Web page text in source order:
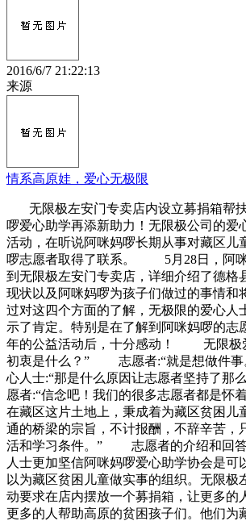
2016/6/7 21:22:13
来源
情系高原娃，爱心无极限
无限极左安门专卖店内设立募捐箱帮
啰爱心助学再添新助力！无限极公司的爱
活动，在听说阿咪妈啰长期从事对藏区儿
啰志愿者取得了联系。 5月28日，阿咪
到无限极左安门专卖店，详细介绍了德格
现状以及阿咪妈啰为孩子们做过的事情和
过对这四个方面的了解，无极限的爱心人
示了肯定。特别是在了解到阿咪妈啰的志
年的公益活动后，十分感动！ 无限极
初衷是什么？” 志愿者:“就是想做件
心人士:“那是什么原因让志愿者坚持了
愿者:“信念吧！我们的很多志愿者都是怀
在藏区这片土地上，秉成着为藏区贫困儿
通的桥梁的宗旨，不计报酬，不辞辛苦，
活和学习条件。” 志愿者的介绍和回答
人士更加坚信阿咪妈啰爱心助学协会是可
以为藏区贫困儿童做实事的组织。无限极
动要求在店内摆放一个募捐箱，让更多的
更多的人帮助高原的贫困孩子们。他们为